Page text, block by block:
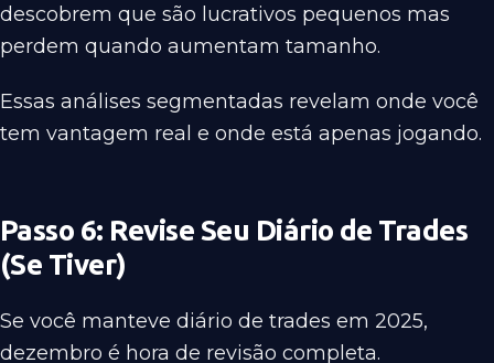
descobrem que são lucrativos pequenos mas
perdem quando aumentam tamanho.
Essas análises segmentadas revelam onde você
tem vantagem real e onde está apenas jogando.
Passo 6: Revise Seu Diário de Trades
(Se Tiver)
Se você manteve diário de trades em 2025,
dezembro é hora de revisão completa.